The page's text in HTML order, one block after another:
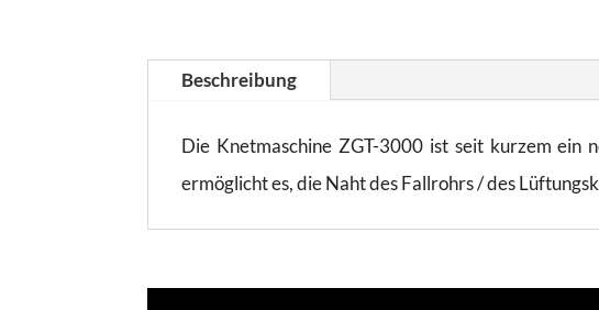
Beschreibung
Die Knetmaschine ZGT-3000 ist seit kurzem ein
ermöglicht es, die Naht des Fallrohrs / des